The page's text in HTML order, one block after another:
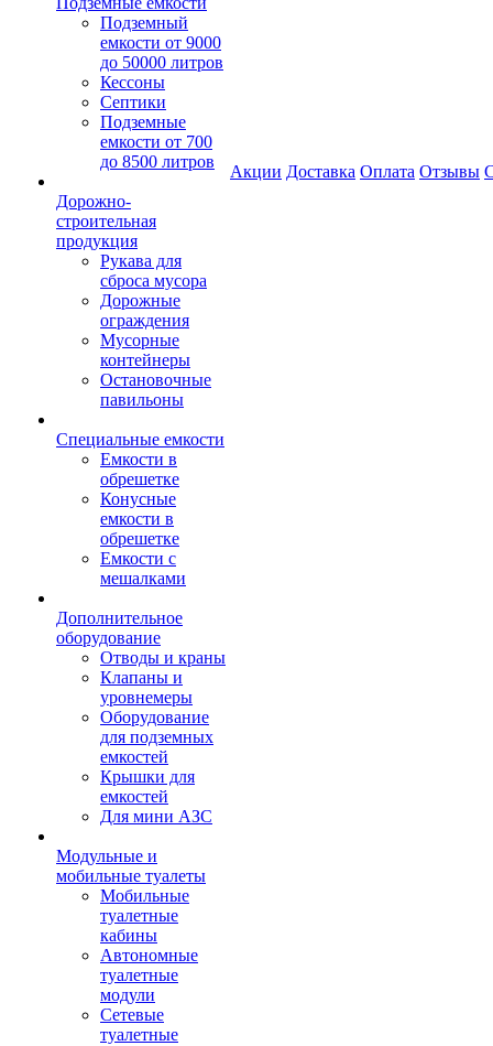
Подземный
емкости от 9000
до 50000 литров
Кессоны
Септики
Подземные
емкости от 700
до 8500 литров
Дорожно-
строительная
продукция
Рукава для
сброса мусора
Дорожные
ограждения
Мусорные
контейнеры
Остановочные
павильоны
Специальные емкости
Емкости в
обрешетке
Конусные
емкости в
обрешетке
Емкости с
мешалками
Дополнительное
оборудование
Отводы и краны
Клапаны и
уровнемеры
Оборудование
для подземных
емкостей
Крышки для
емкостей
Для мини АЗС
Модульные и
мобильные туалеты
Мобильные
туалетные
кабины
Автономные
туалетные
модули
Сетевые
туалетные
Акции Доставка Оплата Отзывы